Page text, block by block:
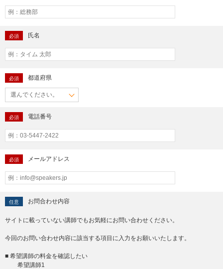
必須 氏名
必須 都道府県
必須 電話番号
必須 メールアドレス
任意 お問合わせ内容
サイトに載っていない講師でもお気軽にお問い合わせください。
今回のお問い合わせ内容に該当する項目に入力をお願いいたします。
■ 希望講師の料金を確認したい
希望講師1